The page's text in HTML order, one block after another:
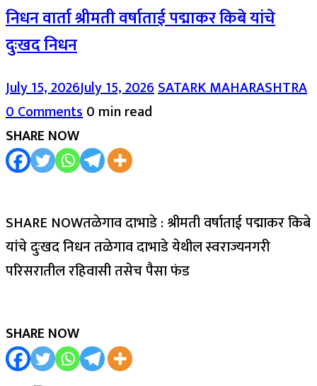
निधन वार्ता श्रीमती वर्षाताई पद्माकर किबे यांचे
दुःखद निधन
July 15, 2026July 15, 2026SATARK MAHARASHTRA
0 Comments0 min read
SHARE NOW
SHARE NOWतळेगाव दाभाडे : श्रीमती वर्षाताई पद्माकर किबे
यांचे दुःखद निधन तळेगाव दाभाडे येथील स्वराज्यनगरी
परिसरातील रहिवासी तसेच पैसा फंड
SHARE NOW